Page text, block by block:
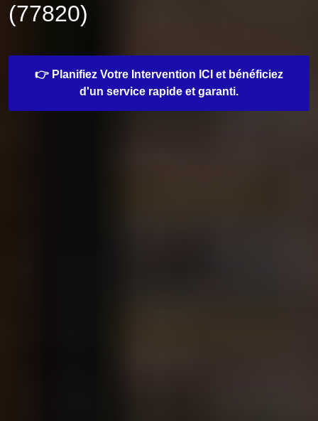
(77820)
👉 Planifiez Votre Intervention ICI et bénéficiez
d'un service rapide et garanti.